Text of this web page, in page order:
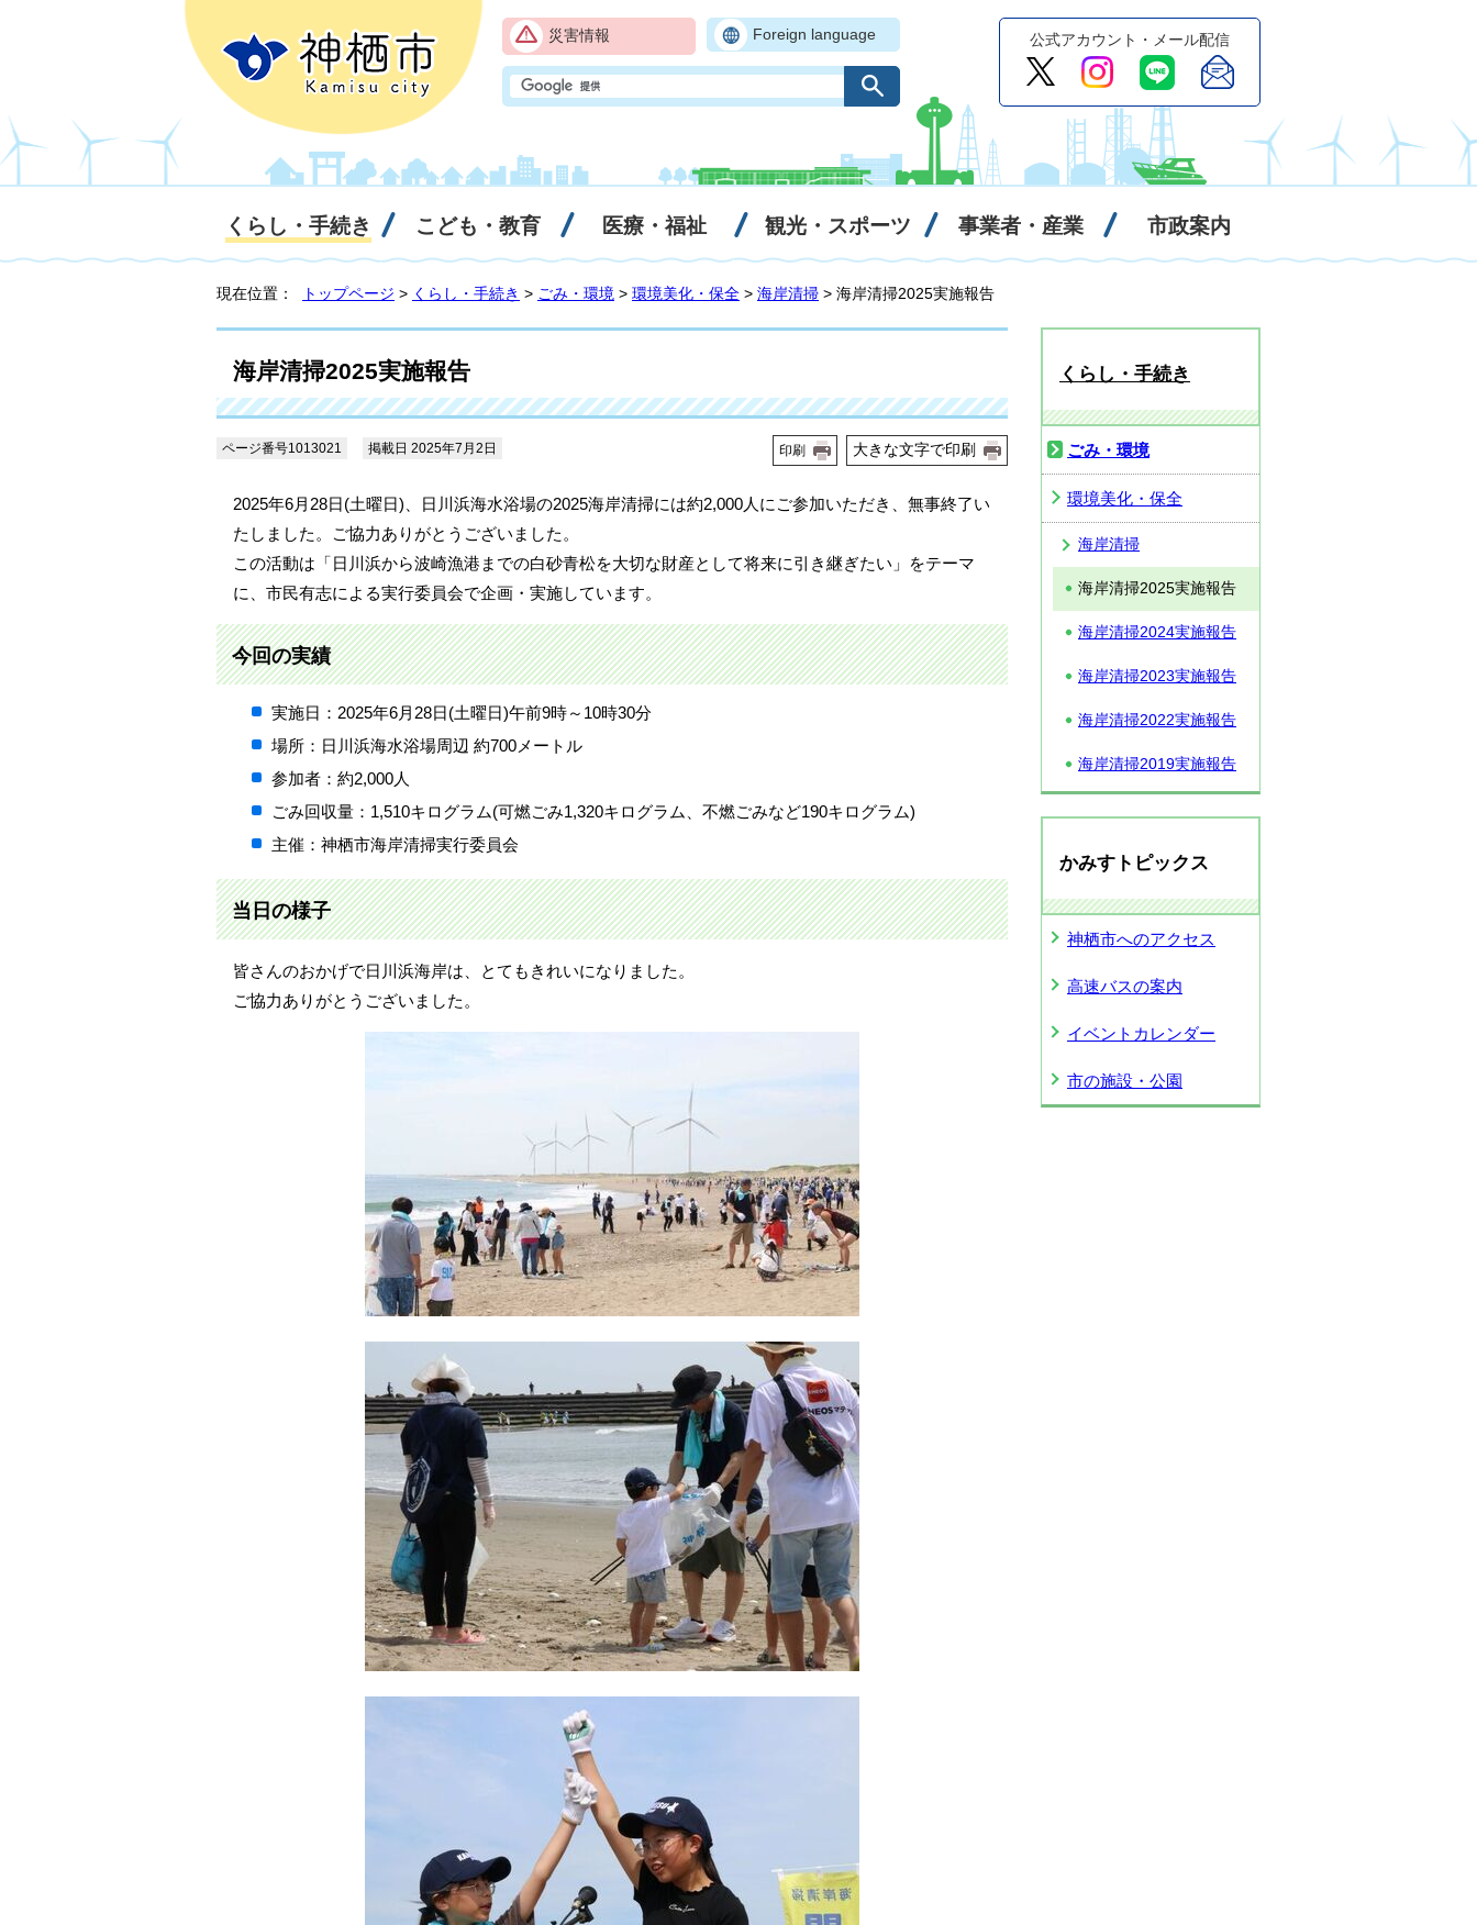
災害情報 Foreign language 公式アカウント・メール配信
くらし・手続き こども・教育 医療・福祉 観光・スポーツ 事業者・産業 市政案内
現在位置： トップページ > くらし・手続き > ごみ・環境 > 環境美化・保全 > 海岸清掃 > 海岸清掃2025実施報告
海岸清掃2025実施報告
ページ番号1013021 掲載日 2025年7月2日 印刷 大きな文字で印刷
2025年6月28日(土曜日)、日川浜海水浴場の2025海岸清掃には約2,000人にご参加いただき、無事終了い
たしました。ご協力ありがとうございました。
この活動は「日川浜から波崎漁港までの白砂青松を大切な財産として将来に引き継ぎたい」をテーマ
に、市民有志による実行委員会で企画・実施しています。
今回の実績
実施日：2025年6月28日(土曜日)午前9時～10時30分
場所：日川浜海水浴場周辺 約700メートル
参加者：約2,000人
ごみ回収量：1,510キログラム(可燃ごみ1,320キログラム、不燃ごみなど190キログラム)
主催：神栖市海岸清掃実行委員会
当日の様子
皆さんのおかげで日川浜海岸は、とてもきれいになりました。
ご協力ありがとうございました。
くらし・手続き
ごみ・環境
環境美化・保全
海岸清掃
海岸清掃2025実施報告
海岸清掃2024実施報告
海岸清掃2023実施報告
海岸清掃2022実施報告
海岸清掃2019実施報告
かみすトピックス
神栖市へのアクセス
高速バスの案内
イベントカレンダー
市の施設・公園